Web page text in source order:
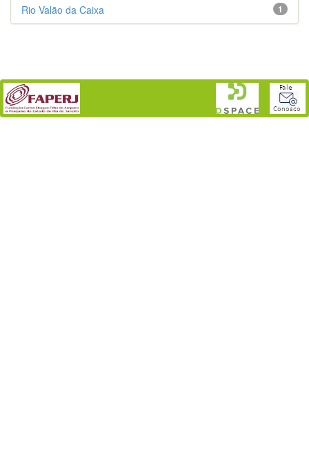
1
Rio Valão da Caixa